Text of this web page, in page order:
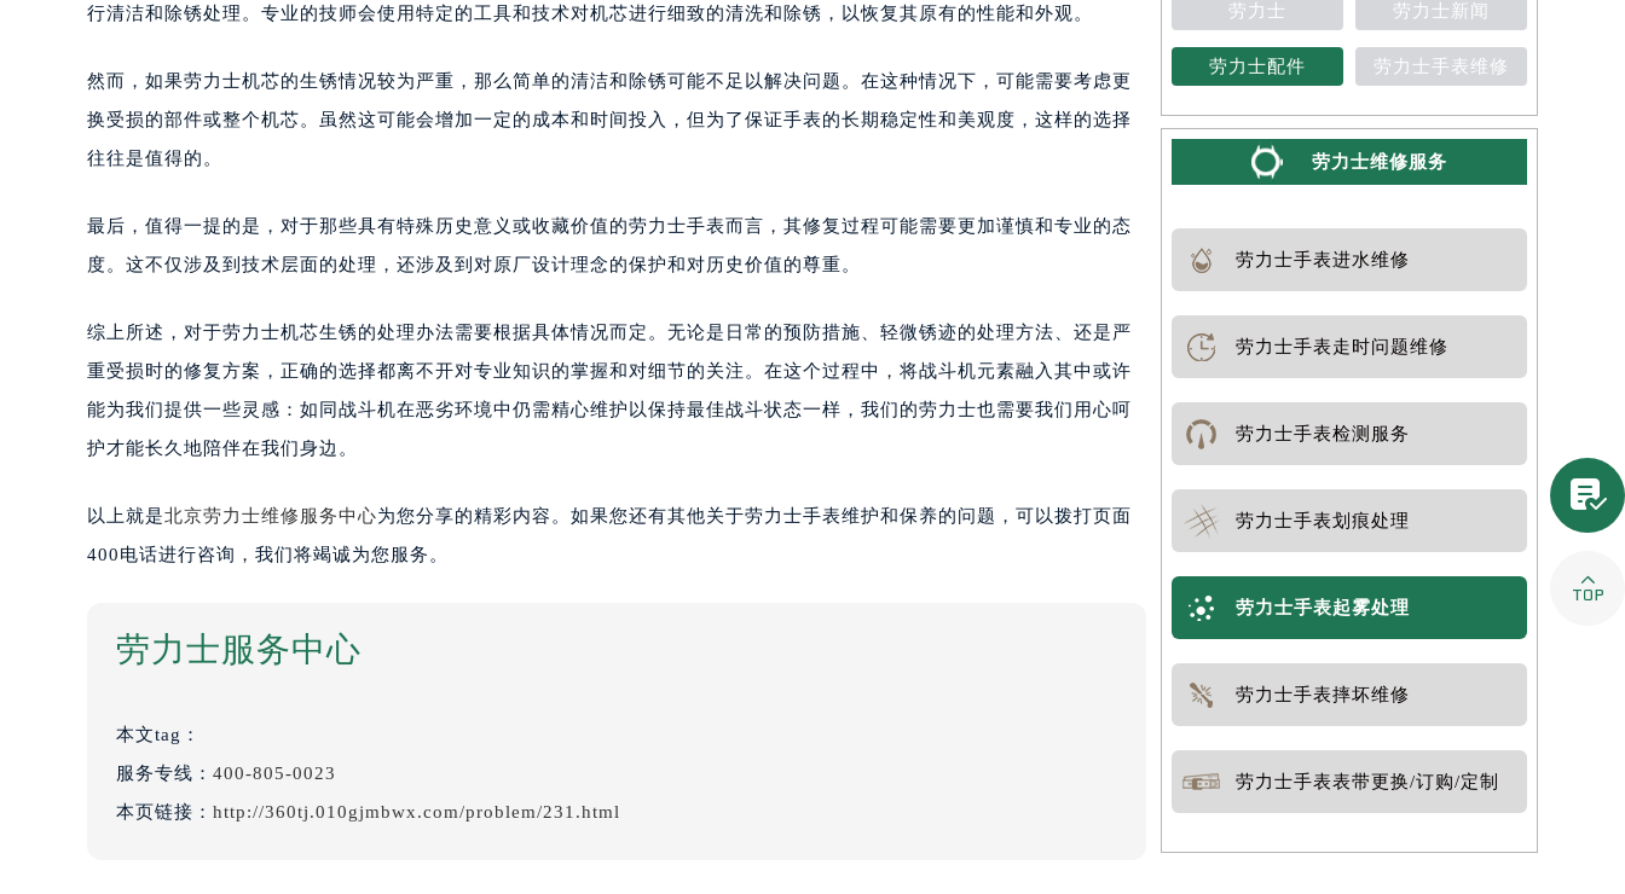
行清洁和除锈处理。专业的技师会使用特定的工具和技术对机芯进行细致的清洗和除锈，以恢复其原有的性能和外观。
然而，如果劳力士机芯的生锈情况较为严重，那么简单的清洁和除锈可能不足以解决问题。在这种情况下，可能需要考虑更
换受损的部件或整个机芯。虽然这可能会增加一定的成本和时间投入，但为了保证手表的长期稳定性和美观度，这样的选择
往往是值得的。
最后，值得一提的是，对于那些具有特殊历史意义或收藏价值的劳力士手表而言，其修复过程可能需要更加谨慎和专业的态
度。这不仅涉及到技术层面的处理，还涉及到对原厂设计理念的保护和对历史价值的尊重。
综上所述，对于劳力士机芯生锈的处理办法需要根据具体情况而定。无论是日常的预防措施、轻微锈迹的处理方法、还是严
重受损时的修复方案，正确的选择都离不开对专业知识的掌握和对细节的关注。在这个过程中，将战斗机元素融入其中或许
能为我们提供一些灵感：如同战斗机在恶劣环境中仍需精心维护以保持最佳战斗状态一样，我们的劳力士也需要我们用心呵
护才能长久地陪伴在我们身边。
以上就是北京劳力士维修服务中心为您分享的精彩内容。如果您还有其他关于劳力士手表维护和保养的问题，可以拨打页面
400电话进行咨询，我们将竭诚为您服务。
劳力士服务中心
本文tag：
服务专线： 400-805-0023
本页链接： http://360tj.010gjmbwx.com/problem/231.html
劳力士 劳力士新闻
劳力士配件 劳力士手表维修
劳力士维修服务
劳力士手表进水维修
劳力士手表走时问题维修
劳力士手表检测服务
劳力士手表划痕处理
劳力士手表起雾处理
劳力士手表摔坏维修
劳力士手表表带更换/订购/定制

